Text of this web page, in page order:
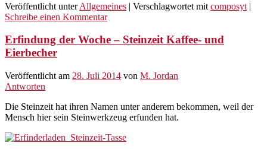
Veröffentlicht unter Allgemeines | Verschlagwortet mit composyt |
Schreibe einen Kommentar
Erfindung der Woche – Steinzeit Kaffee- und
Eierbecher
Veröffentlicht am 28. Juli 2014 von M. Jordan
Antworten
Die Steinzeit hat ihren Namen unter anderem bekommen, weil der
Mensch hier sein Steinwerkzeug erfunden hat.